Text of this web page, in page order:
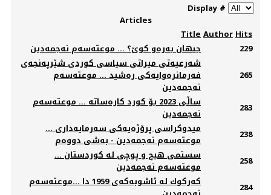
Display #
Articles
TitleAuthorHits
جیهان بەرەو كوێ؟ ... موعتەسەم نەجمەدین
229
شەرعیەتی میراتی سیاسی كوردی شێرپەنجەی
فەرمانرەوایەكی رەشید ... موعتەسەم
نەجمەدین
265
ساڵی 2023 بۆ كورد كارەساتە ... موعتەسەم
نەجمەدین
283
میدوكراسی پرۆژەیەكی سەرمایەداری ...
موعتەسەم نەجمەدین - بەشی دووەم
238
سستمی هیچ و پوچی لە كوردستان ...
موعتەسەم نەجمەدین
258
كەركوك لە ئاشوبەكەی 1959 دا …موعتەسەم
284